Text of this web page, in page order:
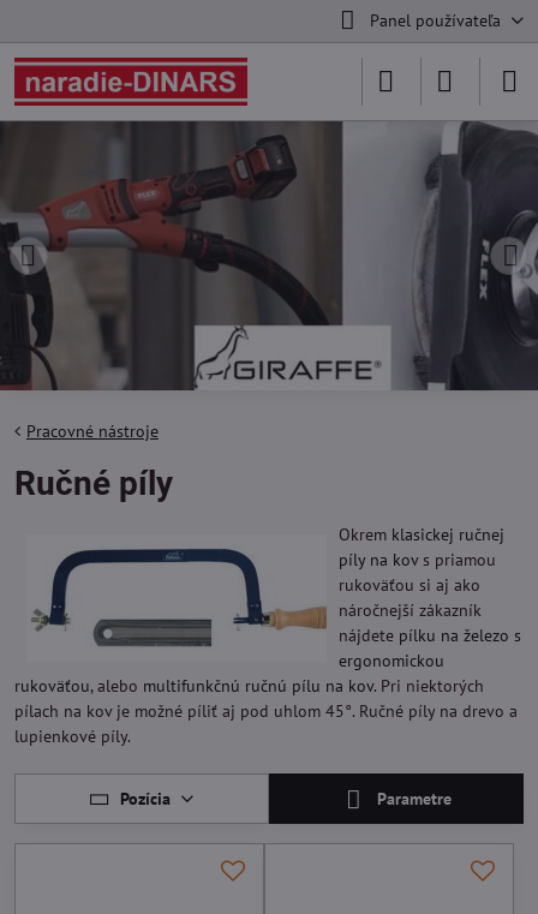
Panel používateľa
Pracovné nástroje
Ručné píly
Okrem klasickej ručnej
píly na kovs priamou
rukoväťou si aj ako
náročnejší zákazník
nájdete pílku na železo s
ergonomickou
rukoväťou, alebo multifunkčnú ručnú pílu na kov. Pri niektorých
pílach na kov je možné píliť aj pod uhlom 45°. Ručné píly na drevo a
lupienkové píly.
Pozícia Parametre